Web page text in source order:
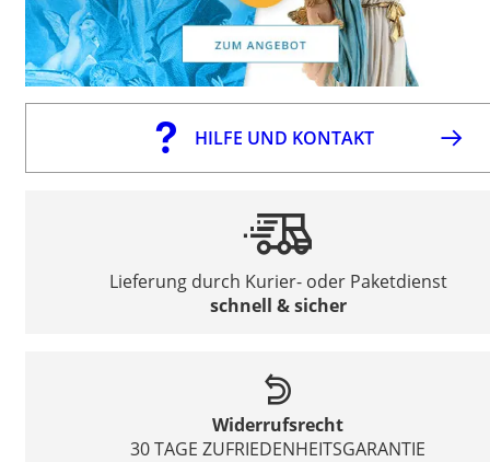
HILFE UND KONTAKT
Lieferung durch Kurier- oder Paketdienst
schnell & sicher
Widerrufsrecht
30 TAGE ZUFRIEDENHEITSGARANTIE